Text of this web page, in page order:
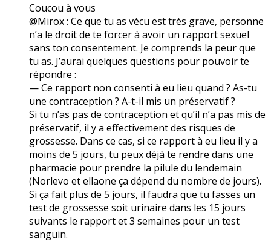
Coucou à vous
@Mirox : Ce que tu as vécu est très grave, personne
n’a le droit de te forcer à avoir un rapport sexuel
sans ton consentement. Je comprends la peur que
tu as. J’aurai quelques questions pour pouvoir te
répondre :
— Ce rapport non consenti à eu lieu quand ? As-tu
une contraception ? A-t-il mis un préservatif ?
Si tu n’as pas de contraception et qu’il n’a pas mis de
préservatif, il y a effectivement des risques de
grossesse. Dans ce cas, si ce rapport à eu lieu il y a
moins de 5 jours, tu peux déjà te rendre dans une
pharmacie pour prendre la pilule du lendemain
(Norlevo et ellaone ça dépend du nombre de jours).
Si ça fait plus de 5 jours, il faudra que tu fasses un
test de grossesse soit urinaire dans les 15 jours
suivants le rapport et 3 semaines pour un test
sanguin.